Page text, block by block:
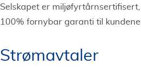
Selskapet er
100% fornybar garanti til
Strømavtaler